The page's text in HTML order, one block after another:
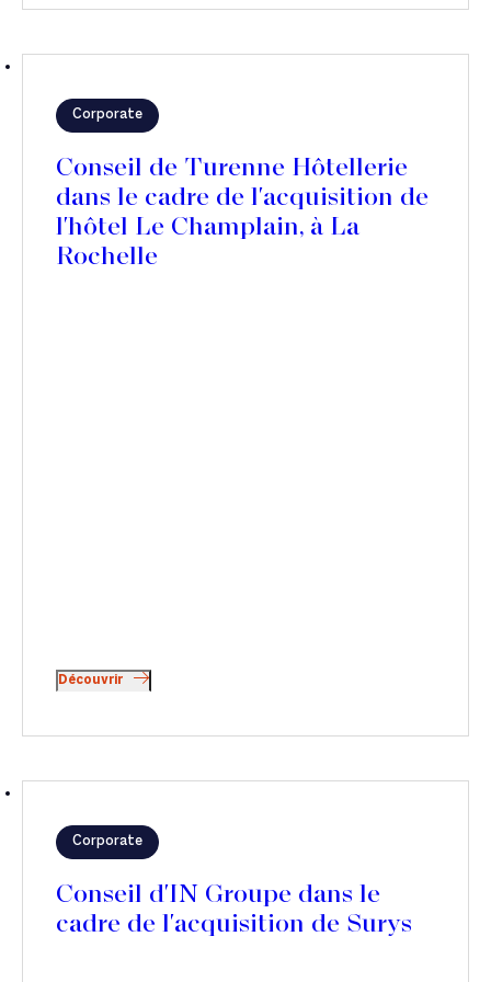
Corporate
Conseil de Turenne Hôtellerie
dans le cadre de l'acquisition de
l'hôtel Le Champlain, à La
Rochelle
Découvrir
Corporate
Conseil d'IN Groupe dans le
cadre de l'acquisition de Surys